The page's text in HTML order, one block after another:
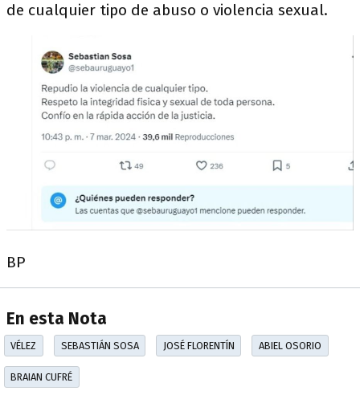
de cualquier tipo de abuso o violencia sexual.
BP
En esta Nota
VÉLEZ SEBASTIÁN SOSA JOSÉ FLORENTÍN ABIEL OSORIO
BRAIAN CUFRÉ